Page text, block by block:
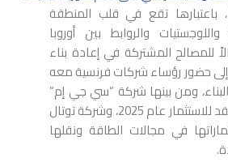
باعتبارها تقع في قلب المنطقة
والروابط بين أوروبا
للمصالح المشتركة في إعادة بناء
إلى حضور رؤساء شركات فرنسية معه
البناء، ومن بينها شركة “سي جي إم”
التي وقعت أول عقد للاستثمار عام 2025، وشركة توتال
في مجالات الطاقة ونقلها